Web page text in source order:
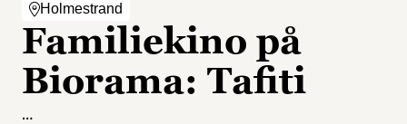
Holmestrand
Familiekino på
Biorama: Tafiti
…